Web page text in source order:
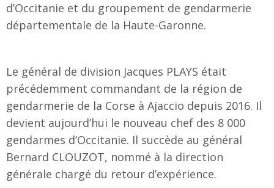
d’Occitanie et du groupement de gendarmerie
départementale de la Haute-Garonne.
Le général de division Jacques PLAYS était
précédemment commandant de la région de
gendarmerie de la Corse à Ajaccio depuis 2016. Il
devient aujourd’hui le nouveau chef des 8 000
gendarmes d’Occitanie. Il succède au général
Bernard CLOUZOT, nommé à la direction
générale chargé du retour d’expérience.